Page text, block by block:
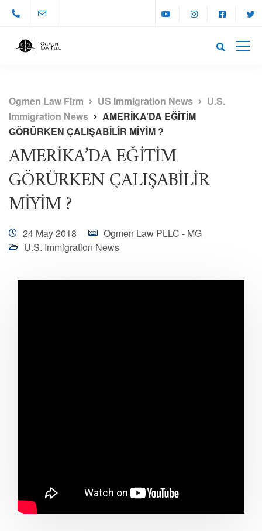
Ogmen Law Firm US Immigration News
U.S.
Immigration News
AMERİKA’DA EĞİTİM
GÖRÜRKEN ÇALIŞABİLİR MİYİM ?
AMERİKA’DA EĞİTİM
GÖRÜRKEN ÇALIŞABİLİR
MİYİM ?
24 May 2018
Ogmen Law PLLC - MG
U.S. Immigration News